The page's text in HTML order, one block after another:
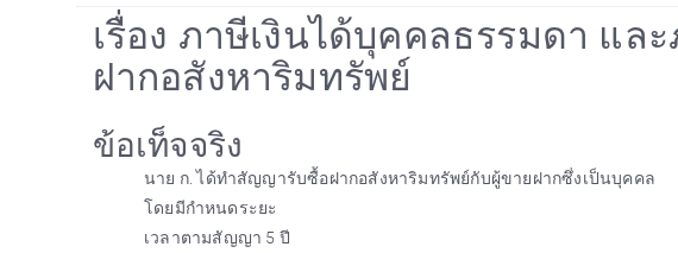
เรื่อง ภาษีเงินได้บุคคลธรรมดา แล
ฝากอสังหาริมทรัพย์
ข้อเท็จจริง
นาย ก. ได้ทำสัญญารับซื้อฝากอสังหาริมทรัพย์กับผู้ขายฝากซึ่งเป็นบุคคล
โดยมีกำหนดระยะ
เวลาตามสัญญา 5 ปี